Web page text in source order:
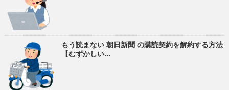
もう読まない 朝日新聞 の購読契約を解約する方法
【むずかしい...